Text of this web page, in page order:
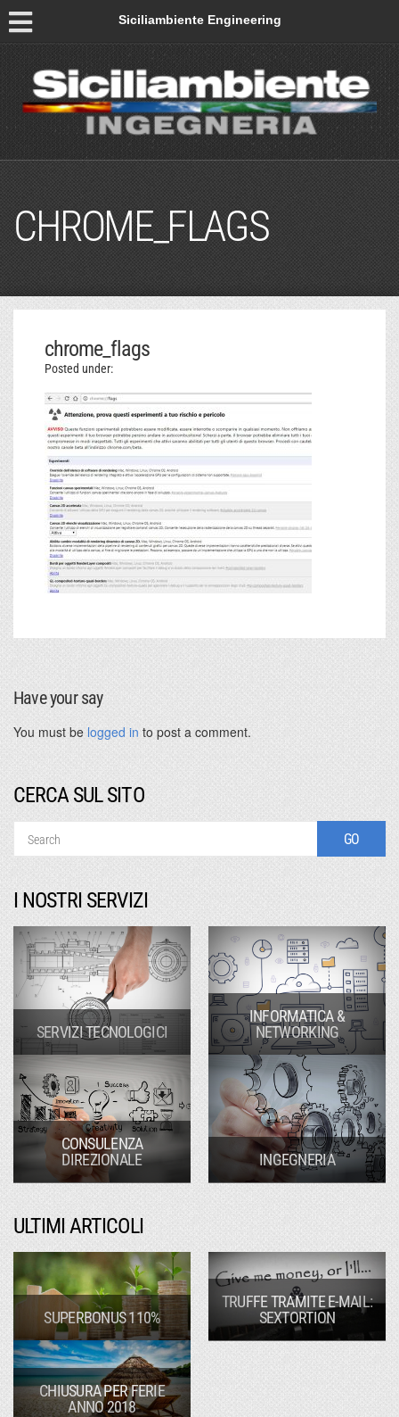
Siciliambiente Engineering
CHROME_FLAGS
chrome_flags
Posted under:
Have your say
You must be logged in to post a comment.
CERCA SUL SITO
I NOSTRI SERVIZI
SERVIZI TECNOLOGICI
INFORMATICA &
NETWORKING
CONSULENZA
DIREZIONALE
INGEGNERIA
ULTIMI ARTICOLI
SUPERBONUS 110%
TRUFFE TRAMITE E-MAIL:
SEXTORTION
CHIUSURA PER FERIE
ANNO 2018